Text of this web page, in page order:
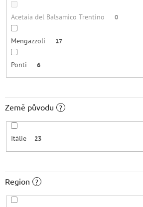
Acetaia del Balsamico Trentino 0
Mengazzoli 17
Ponti 6
Země původu ?
Itálie 23
Region ?